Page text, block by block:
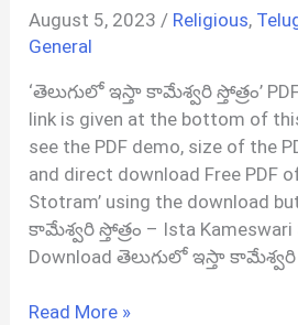
PDF
In
August 5, 2023 / Religious,
General
‘తెలుగులో ఇస్తా కామేశ్వరి స్తోత్రం’
link is given at the bottom of
see the PDF demo, size of the
and direct download Free PDF
Stotram’ using the download
కామేశ్వరి స్తోత్రం – Ista Kameswari
Download తెలుగులో ఇస్తా కామేశ్వరి
తెలుగులో
Read More »